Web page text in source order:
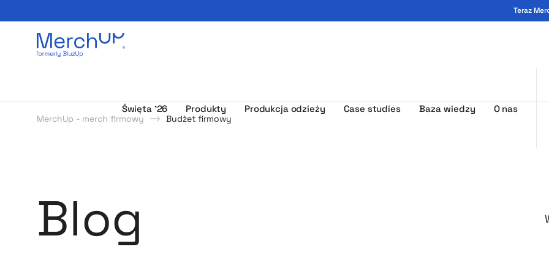
Teraz
Odzież reklamowa z nadrukiem i gadżety firmowe z logo - MerchUp
Święta ’26 Produkty Produkcja odzieży Case studies Baza wiedzy O nas
MerchUp - merch firmowy Budżet firmowy
Strategie i Pomysły
Poczytaj o produktach
Blog